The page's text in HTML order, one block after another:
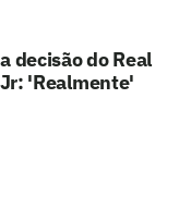
decisão do Real
'Realmente'